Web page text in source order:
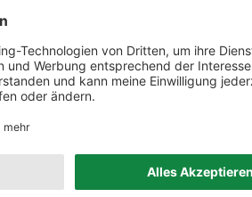
André Clouet